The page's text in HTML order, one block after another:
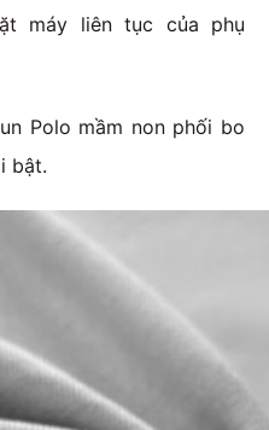
máy liên tục của phụ
Polo mầm non phối bo
bật.